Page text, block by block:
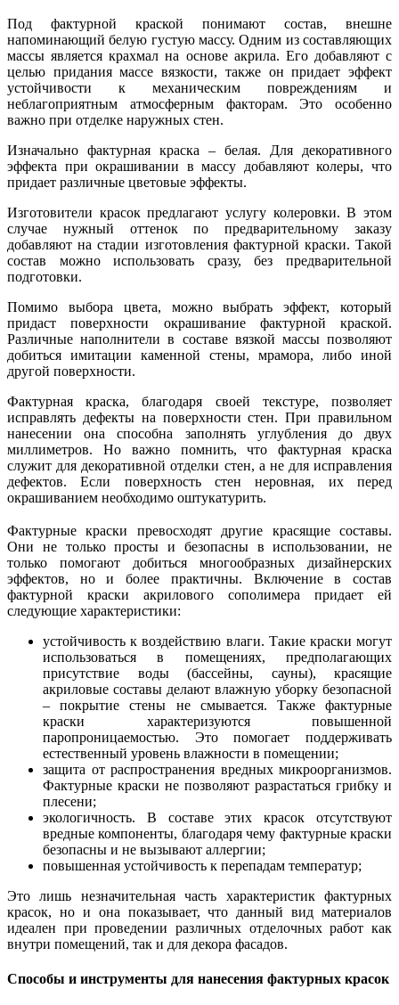
Под фактурной краской понимают состав, внешне
напоминающий белую густую массу. Одним из составляющих
массы является крахмал на основе акрила. Его добавляют с
целью придания массе вязкости, также он придает эффект
устойчивости к механическим повреждениям и
неблагоприятным атмосферным факторам. Это особенно
важно при отделке наружных стен.
Изначально фактурная краска – белая. Для декоративного
эффекта при окрашивании в массу добавляют колеры, что
придает различные цветовые эффекты.
Изготовители красок предлагают услугу колеровки. В этом
случае нужный оттенок по предварительному заказу
добавляют на стадии изготовления фактурной краски. Такой
состав можно использовать сразу, без предварительной
подготовки.
Помимо выбора цвета, можно выбрать эффект, который
придаст поверхности окрашивание фактурной краской.
Различные наполнители в составе вязкой массы позволяют
добиться имитации каменной стены, мрамора, либо иной
другой поверхности.
Фактурная краска, благодаря своей текстуре, позволяет
исправлять дефекты на поверхности стен. При правильном
нанесении она способна заполнять углубления до двух
миллиметров. Но важно помнить, что фактурная краска
служит для декоративной отделки стен, а не для исправления
дефектов. Если поверхность стен неровная, их перед
окрашиванием необходимо оштукатурить.
Фактурные краски превосходят другие красящие составы.
Они не только просты и безопасны в использовании, не
только помогают добиться многообразных дизайнерских
эффектов, но и более практичны. Включение в состав
фактурной краски акрилового сополимера придает ей
следующие характеристики:
устойчивость к воздействию влаги. Такие краски могут
использоваться в помещениях, предполагающих
присутствие воды (бассейны, сауны), красящие
акриловые составы делают влажную уборку безопасной
– покрытие стены не смывается. Также фактурные
краски характеризуются повышенной
паропроницаемостью. Это помогает поддерживать
естественный уровень влажности в помещении;
защита от распространения вредных микроорганизмов.
Фактурные краски не позволяют разрастаться грибку и
плесени;
экологичность. В составе этих красок отсутствуют
вредные компоненты, благодаря чему фактурные краски
безопасны и не вызывают аллергии;
повышенная устойчивость к перепадам температур;
Это лишь незначительная часть характеристик фактурных
красок, но и она показывает, что данный вид материалов
идеален при проведении различных отделочных работ как
внутри помещений, так и для декора фасадов.
Способы и инструменты для нанесения фактурных красок